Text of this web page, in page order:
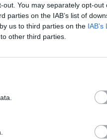
You may separately opt-out
parties on the IAB’s list of
us to third parties on the IAB’s
other third parties.